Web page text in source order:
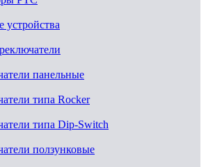
устройства
панельные
типа Rocker
типа Dip-Switch
ползунковые